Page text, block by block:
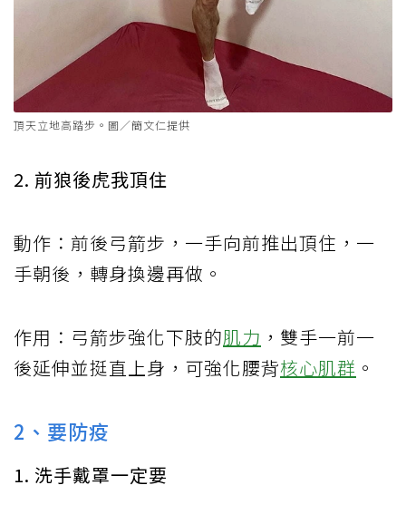
頂天立地高踏步。圖／簡文仁提供
2. 前狼後虎我頂住
動作：前後弓箭步，一手向前推出頂住，一
手朝後，轉身換邊再做。
作用：弓箭步強化下肢的肌力 ，雙手一前一
後延伸並挺直上身，可強化腰背核心肌群 。
2、要防疫
1. 洗手戴罩一定要